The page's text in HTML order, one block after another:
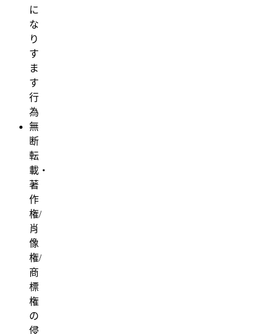
に
な
り
す
ま
す
行
為
無
断
転
載・
著
作
権/
肖
像
権/
商
標
権
の
侵